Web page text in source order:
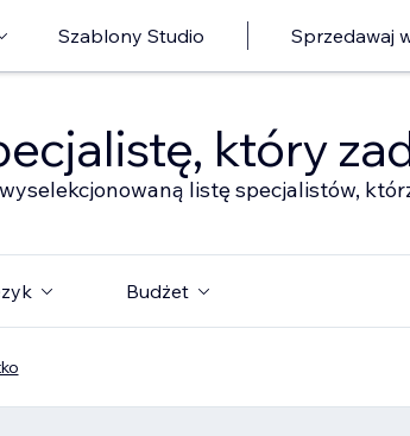
Szablony Studio Sprzedawaj
który
listę specjalistów,
Budżet